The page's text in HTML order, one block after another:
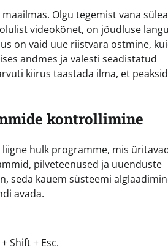
Olgu tegemist vana
videokõnet, on jõudluse
on vaid uue riistvara ostmine,
andmes ja valesti seadistatud
kiirus taastada ilma, et
kontrollimine
hulk programme, mis
pilveteenused ja uuenduste
seda kauem süsteemi
avada.
Shift + Esc.